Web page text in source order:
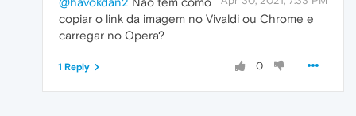
copiar o link da imagem no Vivaldi ou Chrome e
carregar no Opera?
0
1 Reply